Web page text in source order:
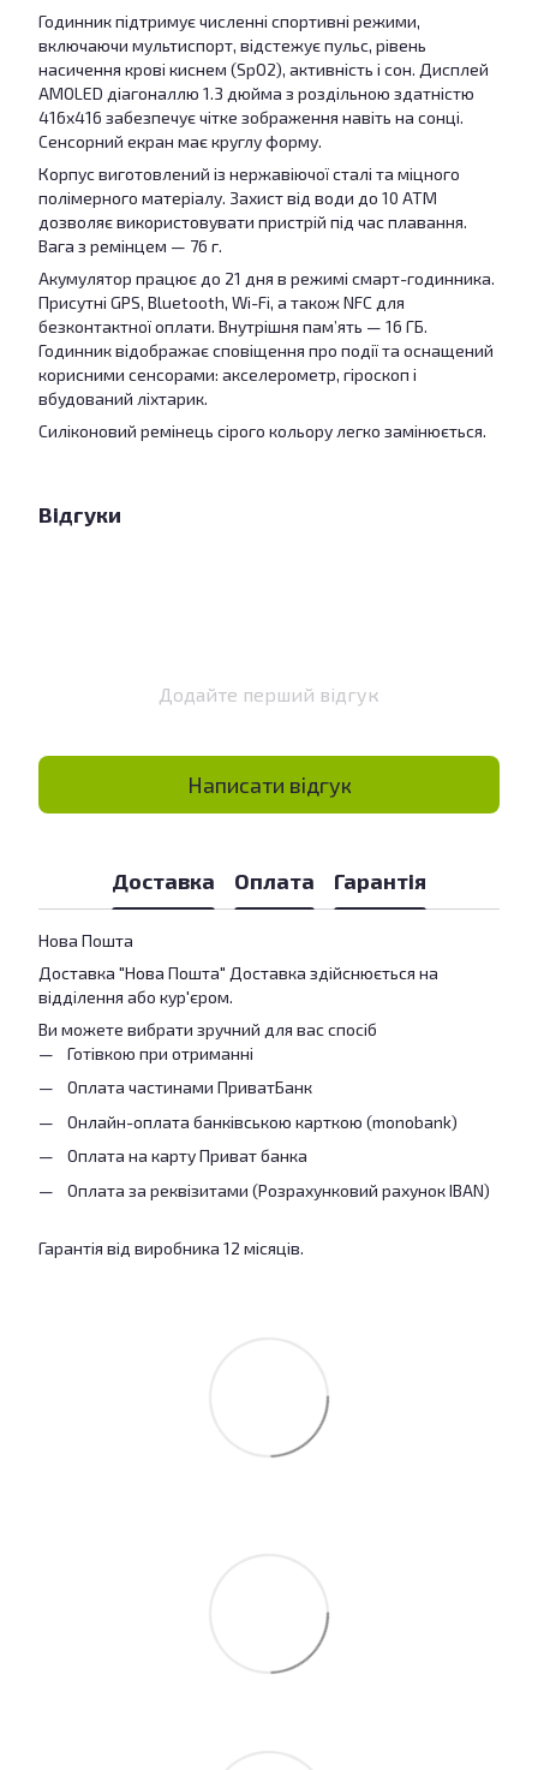
Годинник підтримує численні спортивні режими,
включаючи мультиспорт, відстежує пульс, рівень
насичення крові киснем (SpO2), активність і сон. Дисплей
AMOLED діагоналлю 1.3 дюйма з роздільною здатністю
416x416 забезпечує чітке зображення навіть на сонці.
Сенсорний екран має круглу форму.
Корпус виготовлений із нержавіючої сталі та міцного
полімерного матеріалу. Захист від води до 10 ATM
дозволяє використовувати пристрій під час плавання.
Вага з ремінцем — 76 г.
Акумулятор працює до 21 дня в режимі смарт-годинника.
Присутні GPS, Bluetooth, Wi-Fi, а також NFC для
безконтактної оплати. Внутрішня пам’ять — 16 ГБ.
Годинник відображає сповіщення про події та оснащений
корисними сенсорами: акселерометр, гіроскоп і
вбудований ліхтарик.
Силіконовий ремінець сірого кольору легко замінюється.
Відгуки
Додайте перший відгук
Написати відгук
Доставка Оплата Гарантія
Нова Пошта
Доставка "Нова Пошта" Доставка здійснюється на
відділення або кур'єром.
Ви можете вибрати зручний для вас спосіб
Готівкою при отриманні
Оплата частинами ПриватБанк
Онлайн-оплата банківською карткою (monobank)
Оплата на карту Приват банка
Оплата за реквізитами (Розрахунковий рахунок IBAN)
Гарантія від виробника 12 місяців.